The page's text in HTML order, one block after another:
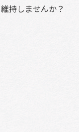
持しませんか？